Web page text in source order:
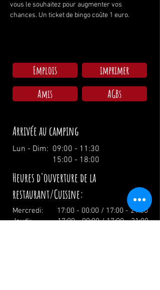
vous le souhaitez pour augmenter vos
chances. Un ticket de bingo coûte 1 euro.
Emplois
imprimer
Amis
AGBs
Arrivée au camping
Lun - Dim: 09:00 - 11:30
15:00 - 18:00
Heures d'ouverture de la
restaurant/Cuisine:
Mercredi: 17:00 - 00:00 / 17:00 - 21:00
Jeudi: 17:00 - 00:00 / 17:00 - 21:00